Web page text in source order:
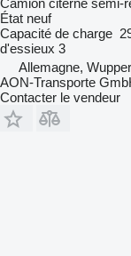
État neuf
Capacité de charge
d'essieux 3
Allemagne,
AON-Transporte
Contacter le vendeur